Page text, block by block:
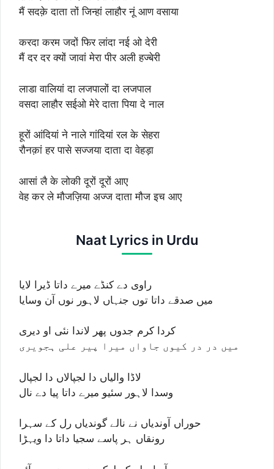
मैं सदक़े दाता तों जिन्हां लाहौर नूं आण वसाया
करदा करम जदों फिर लांदा नई ओ देरी
मैं दर दर क्यों जावां मेरा पीर अली हज्बेरी
लाडा वालियां दा लजपालों दा लजपाल
वसदा लाहौर सईओ मेरे दाता पिया दे नाल
हूरों आंदियां ने नाले गांदियां रल के सेहरा
रौनक़ां हर पासे सज्जया दाता दा वेहड़ा
आसां लै के लोकी दूरों दूरों आए
वेह कर ले मौजज़िया अज्ज दाता मौज इच आए
Naat Lyrics in Urdu
راوی دے کنڈے میرے داتا ڈیرا لایا
میں صدقے داتا توں جنہاں لاہور نوں آن وسایا
کردا کرم جدوں پھر لاندا نئی او دیری
میں در در کیوں جاواں میرا پیر علی ہجویری
لاڈا والیاں دا لجپالاں دا لجپال
وسدا لاہور سئیو میرے داتا پیا دے نال
حوراں آوندیاں نے نالے گوندیاں رل کے سہرا
رونقاں ہر پاسے سجیا داتا دا ویہڑا